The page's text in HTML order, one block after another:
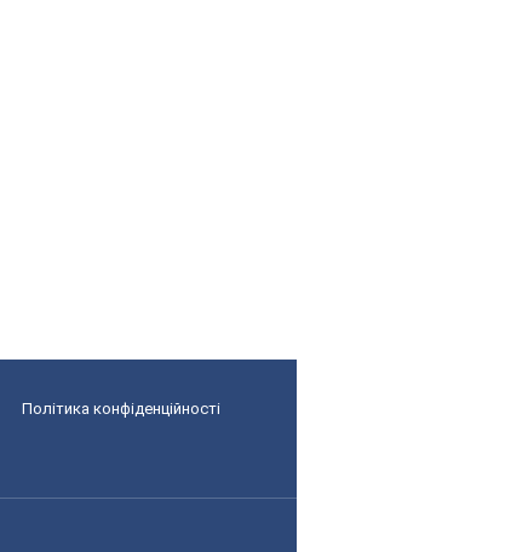
Політика конфіденційності